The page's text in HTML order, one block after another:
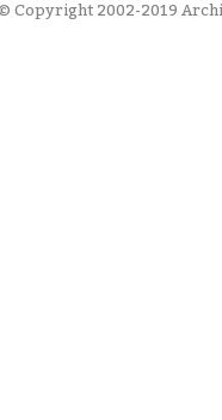
Copyright 2002-2019